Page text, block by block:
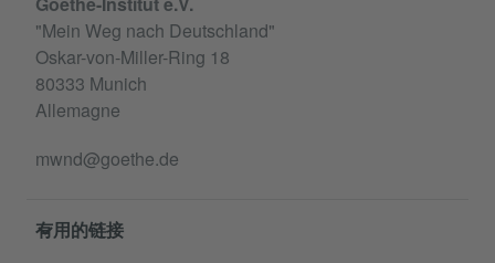
"Mein Weg nach Deutschland"
Oskar-von-Miller-Ring 18
80333 Munich
Allemagne
mwnd@goethe.de
有用的链接